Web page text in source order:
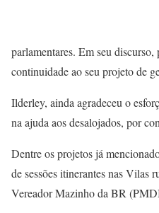
parlamentares. Em seu
continuidade ao seu projeto de
Ilderley, ainda agradeceu o
na ajuda aos desalojados, por
Dentre os projetos já
de sessões itinerantes nas Vilas
Vereador Mazinho da BR